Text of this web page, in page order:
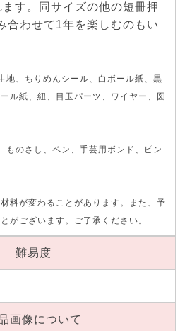
す。同サイズの他の短冊押
合わせて1年を楽しむのもい
地、ちりめんシール、白ボール紙、黒
ル紙、紐、目玉パーツ、ワイヤー、図
ものさし、ペン、手芸用ボンド、ピン
料が変わることがあります。また、予
がございます。ご了承ください。
難易度
画像について